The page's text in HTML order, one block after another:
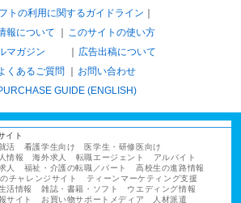
トの利用に関するガイドライン
報について
このサイトの使い方
マガジン
広告出稿について
くあるご質問
お問い合わせ
GUIDE (ENGLISH)
イト
活 看護学生向け
医学生・研修医向け
情報 海外求人 転職エージェント
アルバイト
人 福祉・介護の転職／パート
高校生の進路情報
チャレンジサイト
ティーンマーケティング支援
活情報 雑誌・書籍・ソフト
ウエディング情報
サイト お買い物サポートメディア 人材派遣